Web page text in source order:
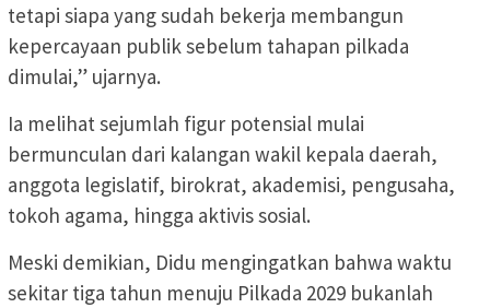
tetapi siapa yang sudah bekerja membangun
kepercayaan publik sebelum tahapan pilkada
dimulai,” ujarnya.
Ia melihat sejumlah figur potensial mulai
bermunculan dari kalangan wakil kepala daerah,
anggota legislatif, birokrat, akademisi, pengusaha,
tokoh agama, hingga aktivis sosial.
Meski demikian, Didu mengingatkan bahwa waktu
sekitar tiga tahun menuju Pilkada 2029 bukanlah